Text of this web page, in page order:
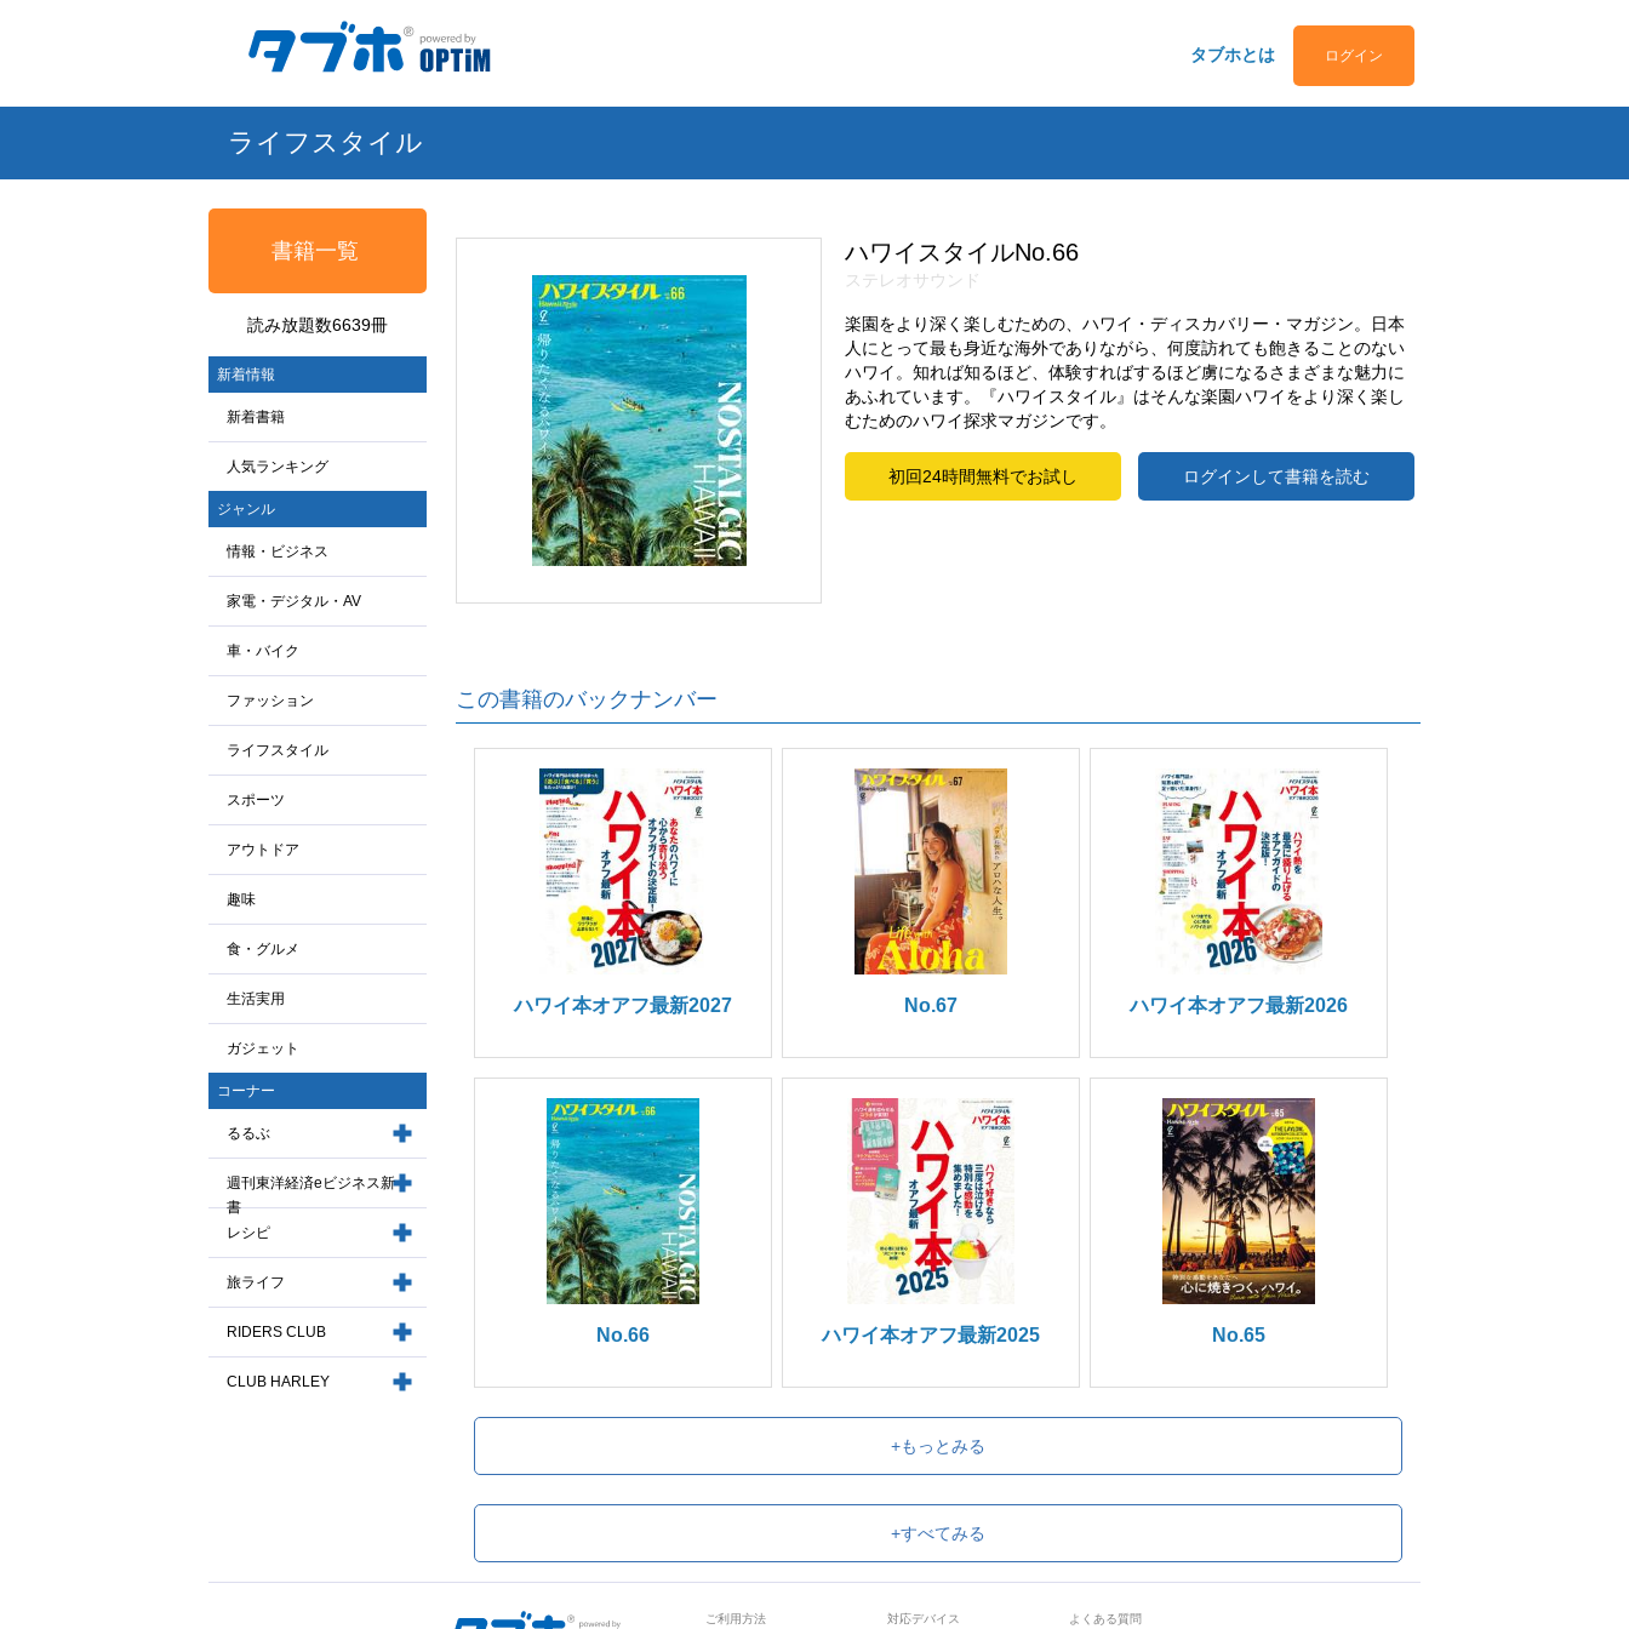
タブホとは ログイン
ライフスタイル
書籍一覧
読み放題数6639冊
新着情報
新着書籍
人気ランキング
ジャンル
情報・ビジネス
家電・デジタル・AV
車・バイク
ファッション
ライフスタイル
スポーツ
アウトドア
趣味
食・グルメ
生活実用
ガジェット
コーナー
るるぶ
週刊東洋経済eビジネス新
書
レシピ
旅ライフ
RIDERS CLUB
CLUB HARLEY
ハワイスタイルNo.66
ステレオサウンド
楽園をより深く楽しむための、ハワイ・ディスカバリー・マガジン。日本
人にとって最も身近な海外でありながら、何度訪れても飽きることのない
ハワイ。知れば知るほど、体験すればするほど虜になるさまざまな魅力に
あふれています。『ハワイスタイル』はそんな楽園ハワイをより深く楽し
むためのハワイ探求マガジンです。
初回24時間無料でお試し ログインして書籍を読む
この書籍のバックナンバー
ハワイ本オアフ最新2027 No.67 ハワイ本オアフ最新2026
No.66 ハワイ本オアフ最新2025 No.65
+もっとみる
+すべてみる
ご利用方法 対応デバイス よくある質問